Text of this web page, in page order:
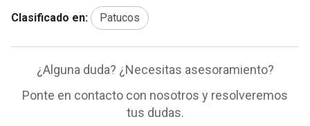
Clasificado en: Patucos
¿Alguna duda? ¿Necesitas asesoramiento?
Ponte en contacto con nosotros y resolveremos
tus dudas.